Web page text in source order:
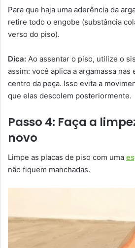
Para que haja uma aderência da
retire todo o engobe (substância
verso do piso).
Dica: Ao assentar o piso, utilize o
assim: você aplica a argamassa nas
centro da peça. Isso evita a
que elas descolem posteriormente.
Passo 4: Faça a
novo
Limpe as placas de piso com uma
não fiquem manchadas.